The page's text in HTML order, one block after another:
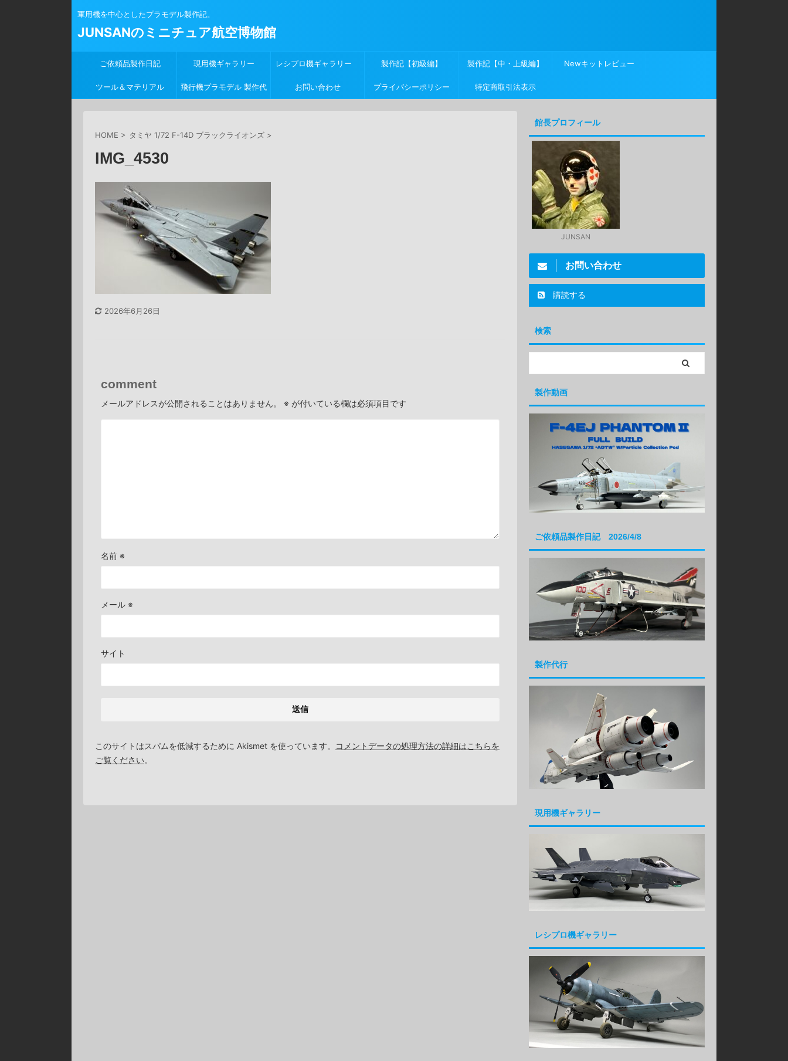
軍用機を中心としたプラモデル製作記。
JUNSANのミニチュア航空博物館
ご依頼品製作日記 現用機ギャラリー レシプロ機ギャラリー 製作記【初級編】 製作記【中・上級編】 Newキットレビュー
ツール＆マテリアル 飛行機プラモデル 製作代 お問い合わせ プライバシーポリシー 特定商取引法表示
HOME > タミヤ 1/72 F-14D ブラックライオンズ >
IMG_4530
2026年6月26日
comment
メールアドレスが公開されることはありません。 ※ が付いている欄は必須項目です
名前 ※
メール ※
サイト
このサイトはスパムを低減するために Akismet を使っています。
コメントデータの処理方法の詳細はこちらを
ご覧ください。
館長プロフィール
JUNSAN
お問い合わせ
購読する
検索
製作動画
ご依頼品製作日記 2026/4/8
製作代行
現用機ギャラリー
レシプロ機ギャラリー